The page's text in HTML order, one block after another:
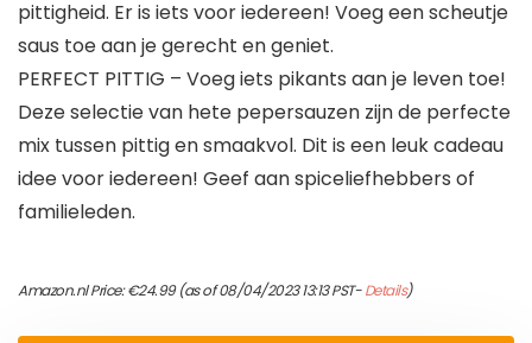
pittigheid. Er is iets voor iedereen! Voeg een scheutje
saus toe aan je gerecht en geniet.
PERFECT PITTIG – Voeg iets pikants aan je leven toe!
Deze selectie van hete pepersauzen zijn de perfecte
mix tussen pittig en smaakvol. Dit is een leuk cadeau
idee voor iedereen! Geef aan spiceliefhebbers of
familieleden.
Amazon.nl Price:€24.99(as of 08/04/2023 13:13 PST-Details)